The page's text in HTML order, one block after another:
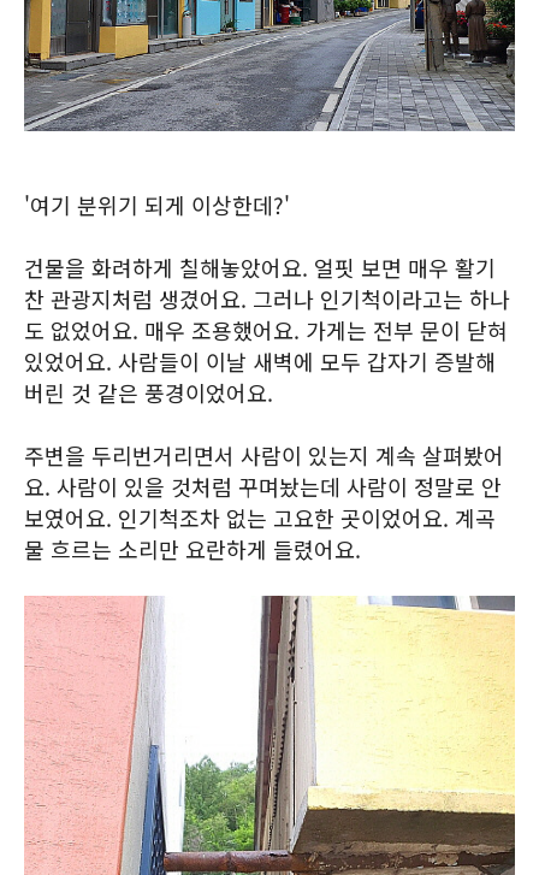
'여기 분위기 되게 이상한데?'
건물을 화려하게 칠해놓았어요. 얼핏 보면 매우 활기
찬 관광지처럼 생겼어요. 그러나 인기척이라고는 하나
도 없었어요. 매우 조용했어요. 가게는 전부 문이 닫혀
있었어요. 사람들이 이날 새벽에 모두 갑자기 증발해
버린 것 같은 풍경이었어요.
주변을 두리번거리면서 사람이 있는지 계속 살펴봤어
요. 사람이 있을 것처럼 꾸며놨는데 사람이 정말로 안
보였어요. 인기척조차 없는 고요한 곳이었어요. 계곡
물 흐르는 소리만 요란하게 들렸어요.